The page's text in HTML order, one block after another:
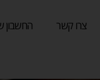
צרו קשר
החשבון